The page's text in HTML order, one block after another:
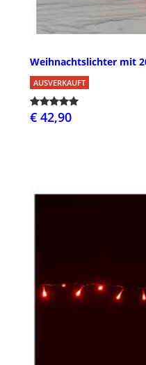
Weihnachtslichter mit
AUSVERKAUFT
€ 42,90